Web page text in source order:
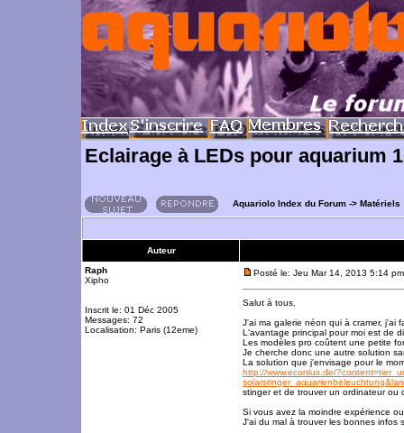
Eclairage à LEDs pour aquarium
Aquariolo Index du Forum -> Matériels
Auteur
Raph
Xipho
Inscrit le: 01 Déc 2005
Messages: 72
Localisation: Paris (12eme)
Posté le: Jeu Mar 14, 2013 5:14 pm
Salut à tous,
J'ai ma galerie néon qui à cramer, j'ai
L'avantage principal pour moi est de
Les modèles pro coûtent une petite
Je cherche donc une autre solution
La solution que j'envisage pour le
http://www.econlux.de/
stinger et de trouver un ordinateur ou
Si vous avez la moindre expérience
J'ai du mal à trouver les bonnes infos